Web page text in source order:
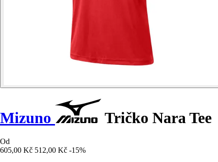
Mizuno Tričko Nara Tee
Od
605,00 Kč 512,00 Kč -15%